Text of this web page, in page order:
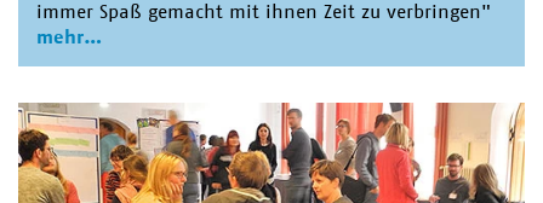
immer Spaß gemacht mit ihnen Zeit zu verbringen"
mehr